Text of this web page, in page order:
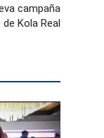
campaña
de Kola Real